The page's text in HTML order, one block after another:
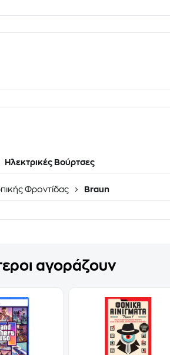
Ηλεκτρικές Βούρτσες
Φροντίδας Braun
αγοράζουν